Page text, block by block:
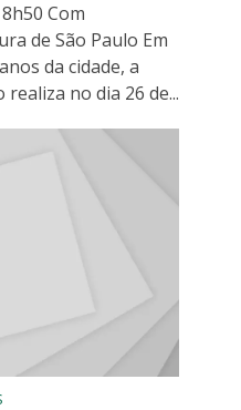
Com
de São Paulo Em
da cidade, a
no dia 26 de...